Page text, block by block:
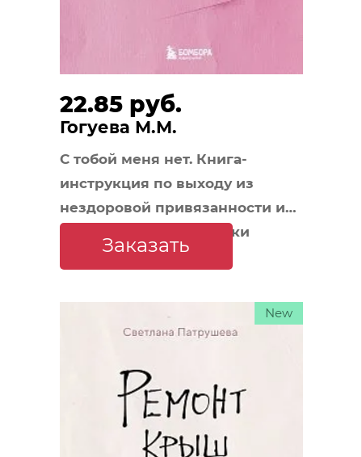
22.85 руб.
Гогуева М.М.
С тобой меня нет. Книга-
инструкция по выходу из
нездоровой привязанности и
повышению самооценки
Заказать
New